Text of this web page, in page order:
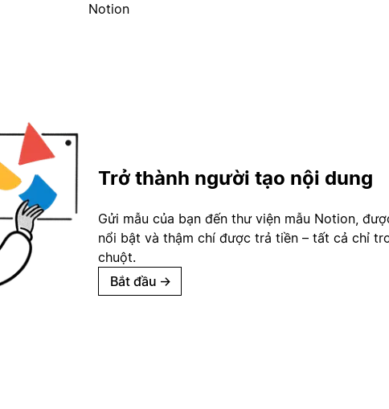
Notion
Trở thành người tạo nội dung
Gửi mẫu của bạn đến thư viện mẫu Notion,
nổi bật và thậm chí được trả tiền – tất cả chỉ
chuột.
Bắt đầu →